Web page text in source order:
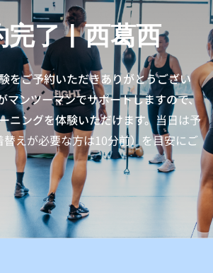
完了 | 西葛西
をご予約いただきありがとうござい
マンツーマンでサポートしますので、
ニングを体験いただけます。 当日は予
えが必要な方は10分前）を目安にご